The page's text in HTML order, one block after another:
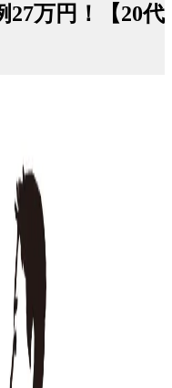
27万円！【20代